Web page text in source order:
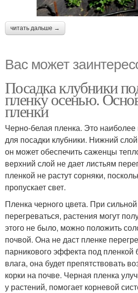
читать дальше →
Вас может
Посадка клубники
пленку осенью.
пленки
Черно-белая пленка. Это
для посадки клубники. Нижний
он может обеспечить саженцы
верхний слой не дает листьям
пленкой не растут сорняки,
пропускает свет.
Пленка черного цвета. При
перегреваться, растения могут
этого не было, можно положить
почвой. Она не даст пленке
парникового эффекта под пленкой
влага, она будет препятствовать
корки на почве. Черная пленка
у растений, помогает корневой